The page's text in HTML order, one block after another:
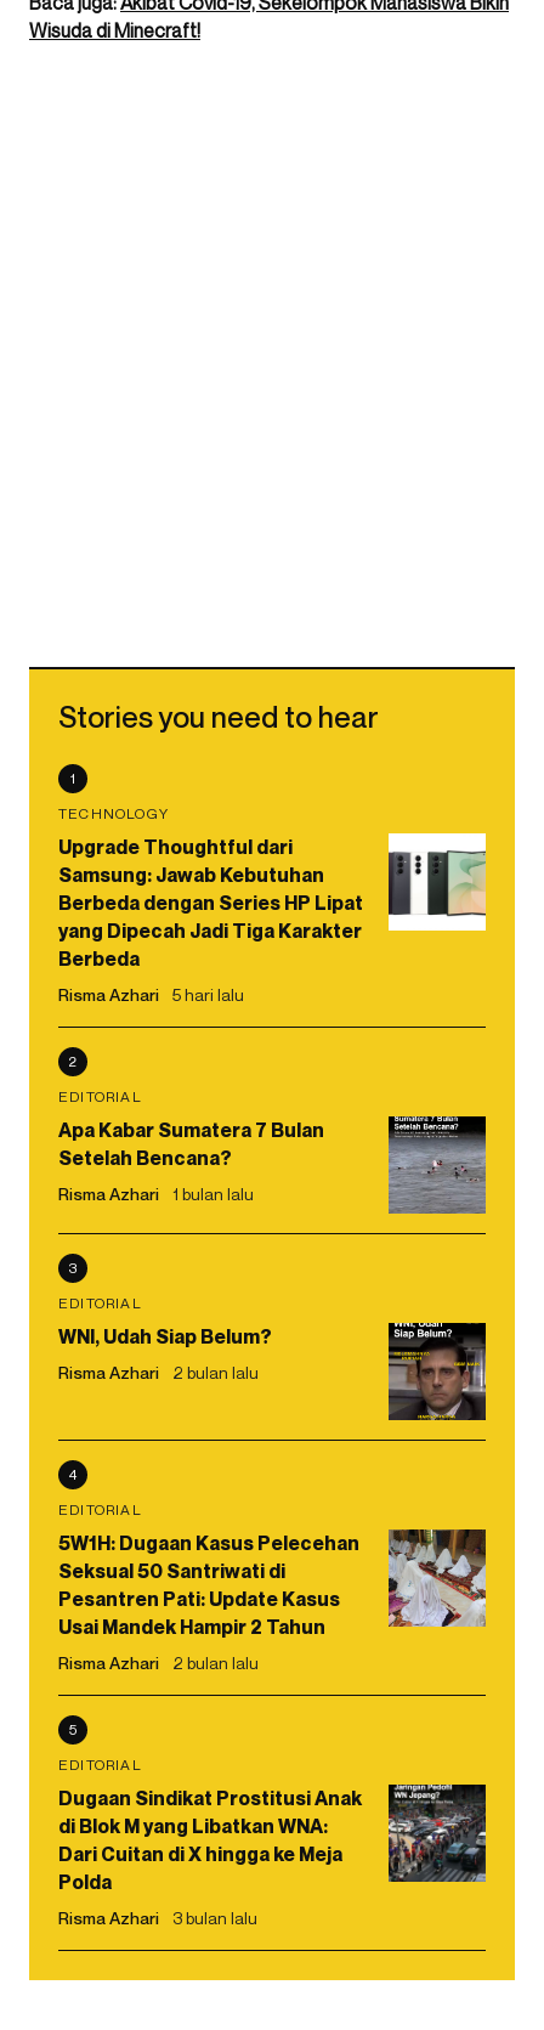
Wisuda di Minecraft!
Stories you need to hear
1
TECHNOLOGY
Upgrade Thoughtful dari
Samsung: Jawab Kebutuhan
Berbeda dengan Series HP Lipat
yang Dipecah Jadi Tiga Karakter
Berbeda
Risma Azhari 5 hari lalu
2
EDITORIAL
Apa Kabar Sumatera 7 Bulan
Setelah Bencana?
Risma Azhari 1 bulan lalu
3
EDITORIAL
WNI, Udah Siap Belum?
Risma Azhari 2 bulan lalu
4
EDITORIAL
5W1H: Dugaan Kasus Pelecehan
Seksual 50 Santriwati di
Pesantren Pati: Update Kasus
Usai Mandek Hampir 2 Tahun
Risma Azhari 2 bulan lalu
5
EDITORIAL
Dugaan Sindikat Prostitusi Anak
di Blok M yang Libatkan WNA:
Dari Cuitan di X hingga ke Meja
Polda
Risma Azhari 3 bulan lalu